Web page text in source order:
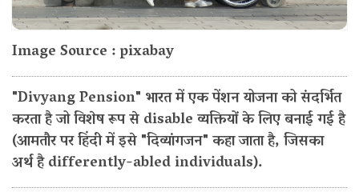
Image Source : pixabay
"Divyang Pension" भारत में एक पेंशन योजना को संदर्भित
करता है जो विशेष रूप से disable व्यक्तियों के लिए बनाई गई है
(आमतौर पर हिंदी में इसे "दिव्यांगजन" कहा जाता है, जिसका
अर्थ है differently-abled individuals).